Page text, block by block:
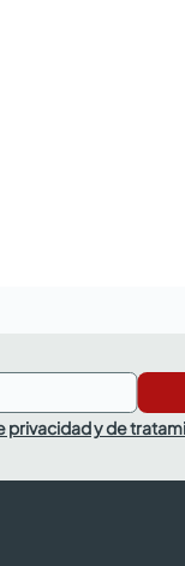
privacidad y de